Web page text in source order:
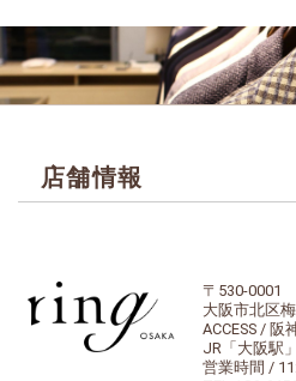
店舗情報
〒530-0001
大阪市北区
ACCESS / 阪
JR「大阪駅
営業時間 /